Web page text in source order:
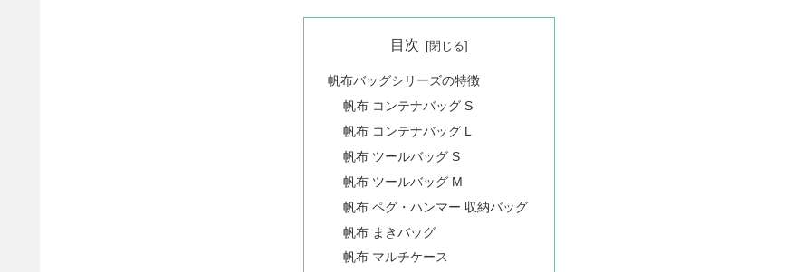
目次
帆布バッグシリーズの特徴
帆布 コンテナバッグ S
帆布 コンテナバッグ L
帆布 ツールバッグ S
帆布 ツールバッグ M
帆布 ペグ・ハンマー 収納バッグ
帆布 まきバッグ
帆布 マルチケース